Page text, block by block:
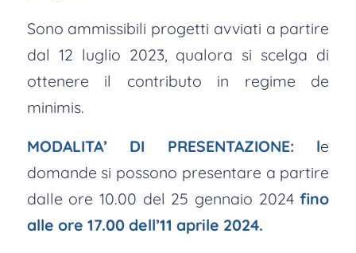
Sono ammissibili progetti avviati a partire
dal 12 luglio 2023, qualora si scelga di
ottenere il contributo in regime de
minimis.
MODALITA’ DI PRESENTAZIONE: le
domande si possono presentare a partire
dalle ore 10.00 del 25 gennaio 2024fino
alle ore 17.00 dell’11 aprile 2024.